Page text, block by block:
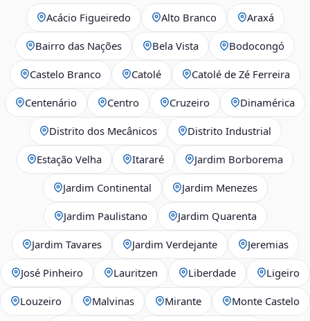
Acácio Figueiredo Alto Branco Araxá
Bairro das Nações Bela Vista Bodocongó
Castelo Branco Catolé Catolé de Zé Ferreira
Centenário Centro Cruzeiro Dinamérica
Distrito dos Mecânicos Distrito Industrial
Estação Velha Itararé Jardim Borborema
Jardim Continental Jardim Menezes
Jardim Paulistano Jardim Quarenta
Jardim Tavares Jardim Verdejante Jeremias
José Pinheiro Lauritzen Liberdade Ligeiro
Louzeiro Malvinas Mirante Monte Castelo